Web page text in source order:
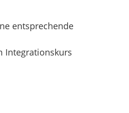
entsprechende
Integrationskurs